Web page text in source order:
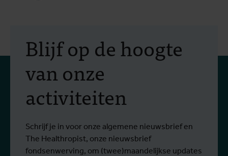
Blijf op de hoogte
van onze
activiteiten
Schrijf je in voor onze algemene nieuwsbrief en
The Healthropist, onze nieuwsbrief
fondsenwerving, om (twee)maandelijkse updates